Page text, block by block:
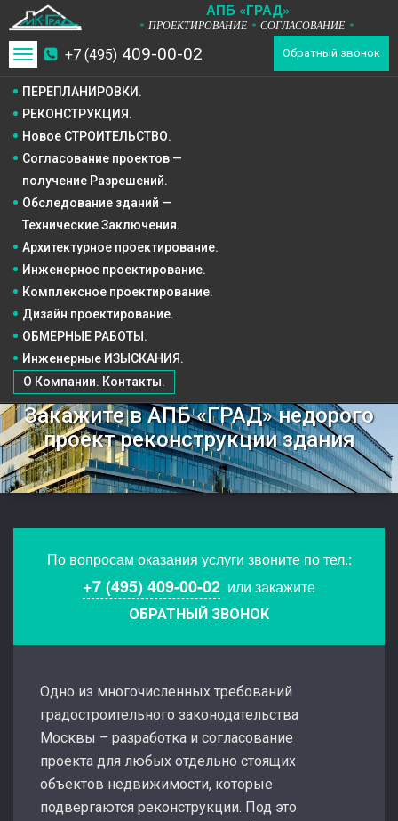
АПБ «ГРАД»
* ПРОЕКТИРОВАНИЕ * СОГЛАСОВАНИЕ *
+7 (495) 409-00-02 Обратный звонок
Toggle
navigation
ПЕРЕПЛАНИРОВКИ.
РЕКОНСТРУКЦИЯ.
Новое СТРОИТЕЛЬСТВО.
ОБМЕРНЫЕ РАБОТЫ.
Инженерные ИЗЫСКАНИЯ.
О Компании. Контакты.
Согласование проектов —
получение Разрешений.
Обследование зданий —
Технические Заключения.
Архитектурное проектирование.
Инженерное проектирование.
Комплексное проектирование.
Дизайн проектирование.
Закажите в АПБ «ГРАД» недорого
проект реконструкции здания
По вопросам оказания услуги звоните по тел.:
+7 (495) 409-00-02 или закажите
ОБРАТНЫЙ ЗВОНОК
Одно из многочисленных требований
градостроительного законодательства
Москвы – разработка и согласование
проекта для любых отдельно стоящих
объектов недвижимости, которые
подвергаются реконструкции. Под это